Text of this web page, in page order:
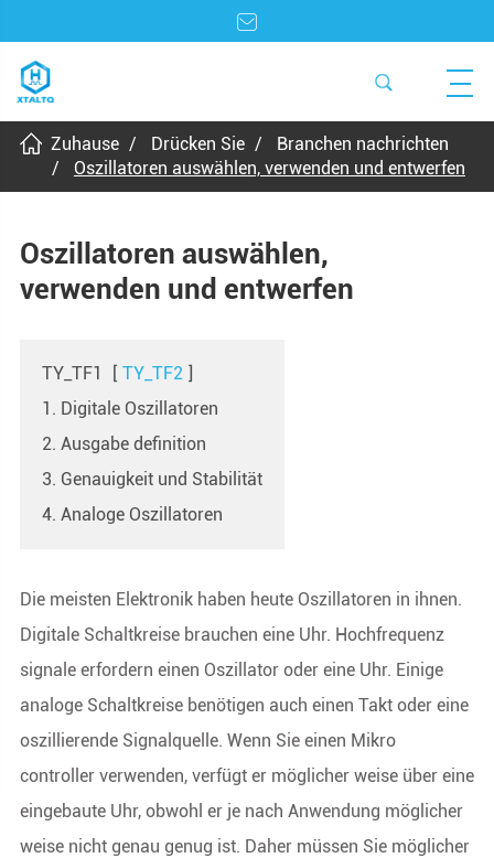
Zuhause Drücken Sie
Branchen nachrichten
Oszillatoren auswählen, verwenden und entwerfen
Oszillatoren auswählen,
verwenden und entwerfen
TY_TF1 [ TY_TF2 ]
1. Digitale Oszillatoren
2. Ausgabe definition
3. Genauigkeit und Stabilität
4. Analoge Oszillatoren
Die meisten Elektronik haben heute Oszillatoren in ihnen.
Digitale Schaltkreise brauchen eine Uhr. Hochfrequenz
signale erfordern einen Oszillator oder eine Uhr. Einige
analoge Schaltkreise benötigen auch einen Takt oder eine
oszillierende Signalquelle. Wenn Sie einen Mikro
controller verwenden, verfügt er möglicher weise über eine
eingebaute Uhr, obwohl er je nach Anwendung möglicher
weise nicht genau genug ist. Daher müssen Sie möglicher